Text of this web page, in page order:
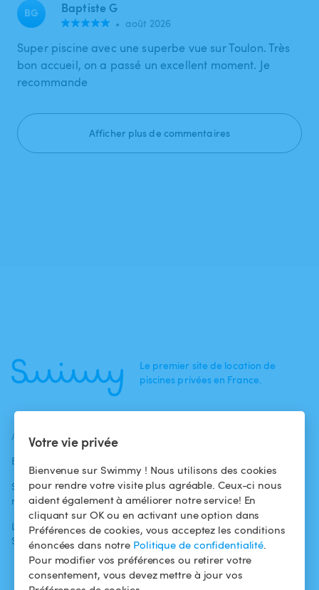
Votre vie privée
Bienvenue sur Swimmy ! Nous utilisons des cookies
pour rendre votre visite plus agréable. Ceux-ci nous
aident également à améliorer notre service! En
cliquant sur OK ou en activant une option dans
Préférences de cookies, vous acceptez les conditions
énoncées dans notre Politique de confidentialité.
Pour modifier vos préférences ou retirer votre
consentement, vous devez mettre à jour vos
BG Baptiste G
• août 2026
Super piscine avec une superbe vue sur Toulon. Très
bon accueil, on a passé un excellent moment. Je
recommande
Afficher plus de commentaires
Le premier site de location de
piscines privées en France.
ACTUALITÉS
Blog
Swimmy dans les
médias
L'aventure
Swimmy
baigneurs
Pour les
propriétaires
Louer ma piscine
Comment ça
marche ?
Conditions
d'utilisation
Politique de
confidentialité
Mentions légales